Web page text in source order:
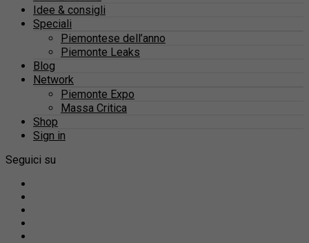
Idee & consigli
Speciali
Piemontese dell’anno
Piemonte Leaks
Blog
Network
Piemonte Expo
Massa Critica
Shop
Sign in
Seguici su